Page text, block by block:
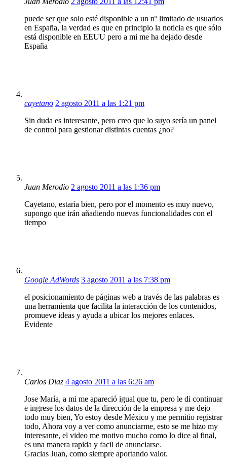
puede ser que solo esté disponible a un nº limitado de usuarios
en España, la verdad es que en principio la noticia es que sólo
está disponible en EEUU pero a mi me ha dejado desde
España
cayetano 2 agosto 2011 a las 1:21 pm
Sin duda es interesante, pero creo que lo suyo sería un panel
de control para gestionar distintas cuentas ¿no?
Juan Merodio 2 agosto 2011 a las 1:36 pm
Cayetano, estaría bien, pero por el momento es muy nuevo,
supongo que irán añadiendo nuevas funcionalidades con el
tiempo
Google AdWords 3 agosto 2011 a las 7:38 pm
el posicionamiento de páginas web a través de las palabras es
una herramienta que facilita la interacción de los contenidos,
promueve ideas y ayuda a ubicar los mejores enlaces.
Evidente
Carlos Diaz 4 agosto 2011 a las 6:26 am
Jose María, a mi me apareció igual que tu, pero le di continuar
e ingrese los datos de la dirección de la empresa y me dejo
todo muy bien, Yo estoy desde México y me permitio registrar
todo, Ahora voy a ver como anunciarme, esto se me hizo my
interesante, el video me motivo mucho como lo dice al final,
es una manera rapida y facil de anunciarse.
Gracias Juan, como siempre aportando valor.